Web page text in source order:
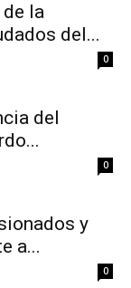
la
del...
0
del
0
y
a...
0